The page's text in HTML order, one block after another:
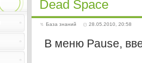
Dead Space
База знаний 28.05.2010, 20:58
В меню Pause,